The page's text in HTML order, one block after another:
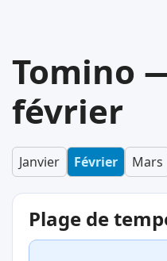
Tomino
février
Janvier Février Mars
Plage de